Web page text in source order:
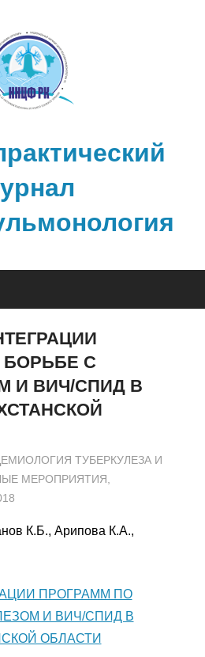
С
И ВИЧ/СПИД В
ТУБЕРКУЛЕЗА И
МЕРОПРИЯТИЯ
К.Б., Арипова К.А.,
ПРОГРАММ ПО
И ВИЧ/СПИД В
ОБЛАСТИ